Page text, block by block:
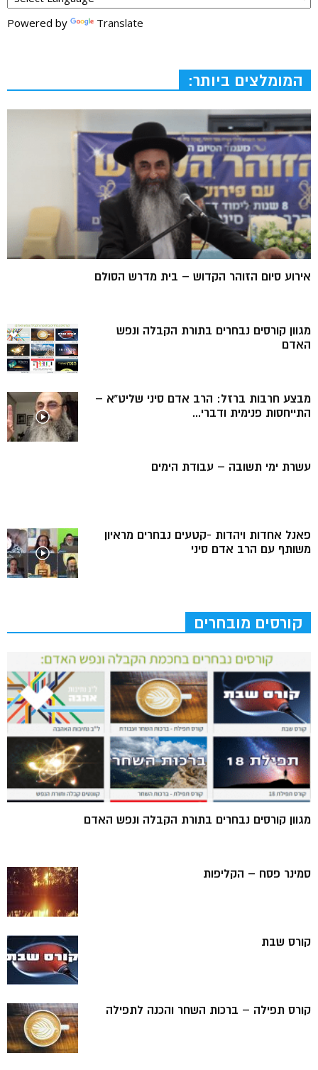
Powered by Translate
המומלצים ביותר:
אירוע סיום הזוהר הקדוש – בית מדרש הסולם
מגוון קורסים נבחרים בתורת הקבלה ונפש
האדם
מבצע חרבות ברזל: הרב אדם סיני שליט”א –
התייחסות פנימית ודברי...
עשרת ימי תשובה – עבודת הימים
פאנל אחדות ויהדות -קטעים נבחרים מראיון
משותף עם הרב אדם סיני
קורסים מובחרים
מגוון קורסים נבחרים בתורת הקבלה ונפש האדם
סמינר פסח – הקליפות
קורס שבת
קורס תפילה – ברכות השחר והכנה לתפילה